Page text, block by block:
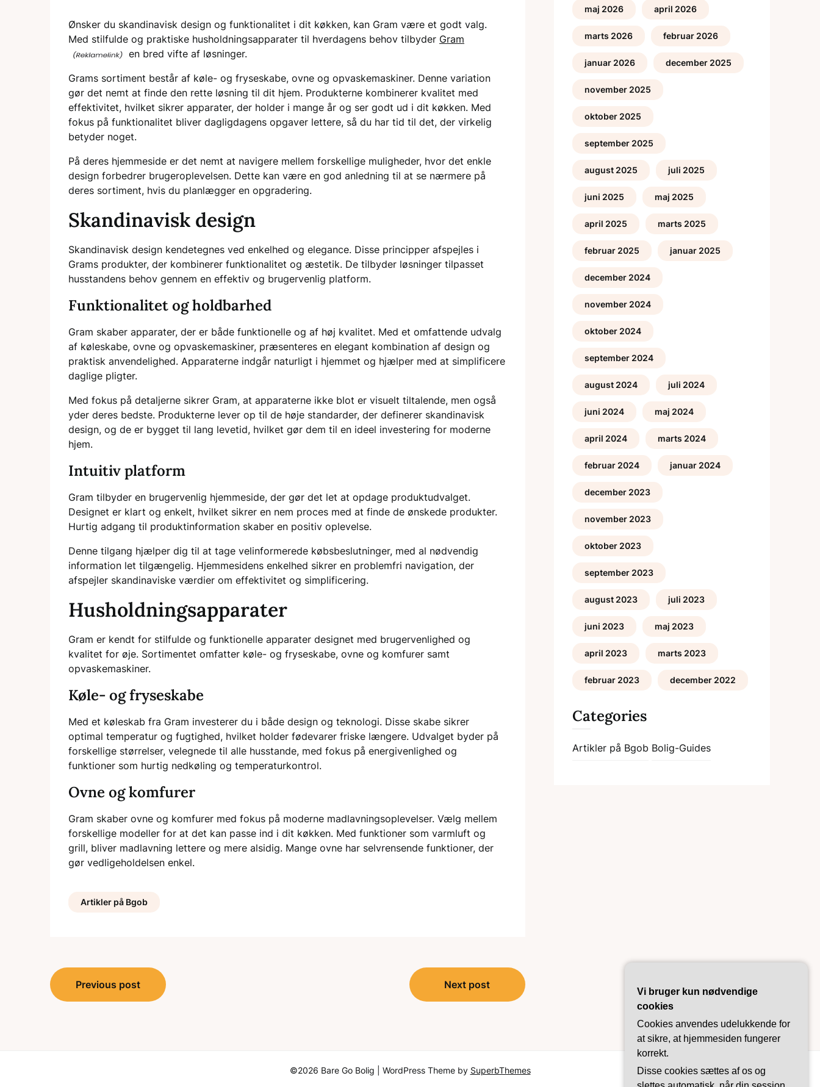
Ønsker du skandinavisk design og funktionalitet i dit køkken, kan Gram være et godt valg.
Med stilfulde og praktiske husholdningsapparater til hverdagens behov tilbyder Gram
en bred vifte af løsninger.
Grams sortiment består af køle- og fryseskabe, ovne og opvaskemaskiner. Denne variation
gør det nemt at finde den rette løsning til dit hjem. Produkterne kombinerer kvalitet med
effektivitet, hvilket sikrer apparater, der holder i mange år og ser godt ud i dit køkken. Med
fokus på funktionalitet bliver dagligdagens opgaver lettere, så du har tid til det, der virkelig
betyder noget.
På deres hjemmeside er det nemt at navigere mellem forskellige muligheder, hvor det enkle
design forbedrer brugeroplevelsen. Dette kan være en god anledning til at se nærmere på
deres sortiment, hvis du planlægger en opgradering.
Skandinavisk design
Skandinavisk design kendetegnes ved enkelhed og elegance. Disse principper afspejles i
Grams produkter, der kombinerer funktionalitet og æstetik. De tilbyder løsninger tilpasset
husstandens behov gennem en effektiv og brugervenlig platform.
Funktionalitet og holdbarhed
Gram skaber apparater, der er både funktionelle og af høj kvalitet. Med et omfattende udvalg
af køleskabe, ovne og opvaskemaskiner, præsenteres en elegant kombination af design og
praktisk anvendelighed. Apparaterne indgår naturligt i hjemmet og hjælper med at simplificere
daglige pligter.
Med fokus på detaljerne sikrer Gram, at apparaterne ikke blot er visuelt tiltalende, men også
yder deres bedste. Produkterne lever op til de høje standarder, der definerer skandinavisk
design, og de er bygget til lang levetid, hvilket gør dem til en ideel investering for moderne
hjem.
Intuitiv platform
Gram tilbyder en brugervenlig hjemmeside, der gør det let at opdage produktudvalget.
Designet er klart og enkelt, hvilket sikrer en nem proces med at finde de ønskede produkter.
Hurtig adgang til produktinformation skaber en positiv oplevelse.
Denne tilgang hjælper dig til at tage velinformerede købsbeslutninger, med al nødvendig
information let tilgængelig. Hjemmesidens enkelhed sikrer en problemfri navigation, der
afspejler skandinaviske værdier om effektivitet og simplificering.
Husholdningsapparater
Gram er kendt for stilfulde og funktionelle apparater designet med brugervenlighed og
kvalitet for øje. Sortimentet omfatter køle- og fryseskabe, ovne og komfurer samt
opvaskemaskiner.
Køle- og fryseskabe
Med et køleskab fra Gram investerer du i både design og teknologi. Disse skabe sikrer
optimal temperatur og fugtighed, hvilket holder fødevarer friske længere. Udvalget byder på
forskellige størrelser, velegnede til alle husstande, med fokus på energivenlighed og
funktioner som hurtig nedkøling og temperaturkontrol.
Ovne og komfurer
Gram skaber ovne og komfurer med fokus på moderne madlavningsoplevelser. Vælg mellem
forskellige modeller for at det kan passe ind i dit køkken. Med funktioner som varmluft og
grill, bliver madlavning lettere og mere alsidig. Mange ovne har selvrensende funktioner, der
gør vedligeholdelsen enkel.
Artikler på Bgob
Indlægsnavigation
Previous post Next post
maj 2026 april 2026
marts 2026 februar 2026
januar 2026 december 2025
november 2025
oktober 2025
september 2025
august 2025 juli 2025
juni 2025 maj 2025
april 2025 marts 2025
februar 2025 januar 2025
december 2024
november 2024
oktober 2024
september 2024
august 2024 juli 2024
juni 2024 maj 2024
april 2024 marts 2024
februar 2024 januar 2024
december 2023
november 2023
oktober 2023
september 2023
august 2023 juli 2023
juni 2023 maj 2023
april 2023 marts 2023
februar 2023 december 2022
Categories
Artikler på Bgob Bolig-Guides
©2026 Bare Go Bolig | WordPress Theme by SuperbThemes
Vi bruger kun nødvendige
cookies
Cookies anvendes udelukkende for
at sikre, at hjemmesiden fungerer
korrekt.
Disse cookies sættes af os og